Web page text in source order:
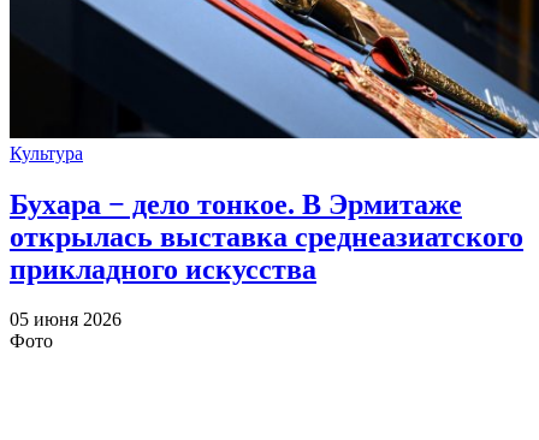
Культура
Бухара − дело тонкое. В Эрмитаже
открылась выставка среднеазиатского
прикладного искусства
05 июня 2026
Фото